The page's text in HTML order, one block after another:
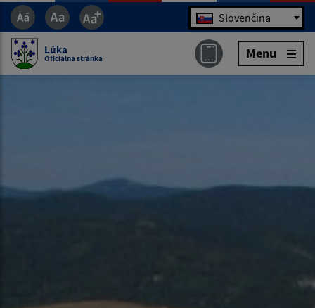
Jazyk Slovenčina
Lúka
Oficiálna stránka Menu